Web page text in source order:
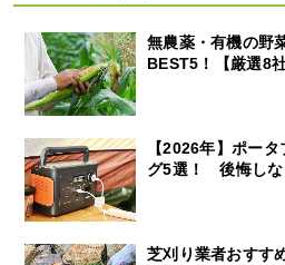
無農薬・有機の野
BEST5！【厳選8
【2026年】ポー
グ5選！ 後悔しな
芝刈り業者おすす